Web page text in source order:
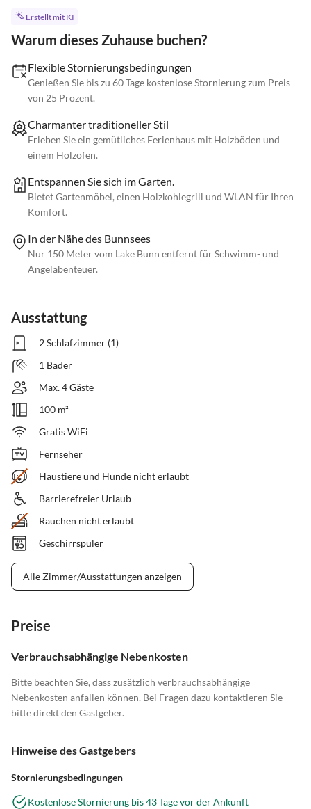
Erstellt mit KI
Warum dieses Zuhause buchen?
Flexible Stornierungsbedingungen
Genießen Sie bis zu 60 Tage kostenlose Stornierung zum Preis
von 25 Prozent.
Charmanter traditioneller Stil
Erleben Sie ein gemütliches Ferienhaus mit Holzböden und
einem Holzofen.
Entspannen Sie sich im Garten.
Bietet Gartenmöbel, einen Holzkohlegrill und WLAN für Ihren
Komfort.
In der Nähe des Bunnsees
Nur 150 Meter vom Lake Bunn entfernt für Schwimm- und
Angelabenteuer.
Ausstattung
2 Schlafzimmer (1)
1 Bäder
Max. 4 Gäste
100 m²
Gratis WiFi
Fernseher
Haustiere und Hunde nicht erlaubt
Barrierefreier Urlaub
Rauchen nicht erlaubt
Geschirrspüler
Alle Zimmer/Ausstattungen anzeigen
Preise
Verbrauchsabhängige Nebenkosten
Bitte beachten Sie, dass zusätzlich verbrauchsabhängige
Nebenkosten anfallen können. Bei Fragen dazu kontaktieren Sie
bitte direkt den Gastgeber.
Hinweise des Gastgebers
Stornierungsbedingungen
Kostenlose Stornierung bis 43 Tage vor der Ankunft